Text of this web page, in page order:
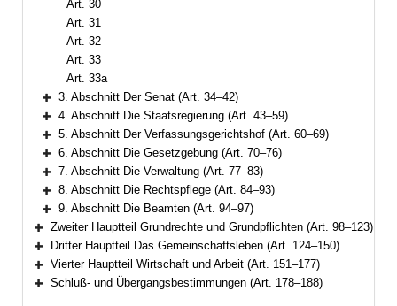
Art. 30
Art. 31
Art. 32
Art. 33
Art. 33a
Bereich erweitern
3. Abschnitt Der Senat (Art. 34–42)
Bereich erweitern
4. Abschnitt Die Staatsregierung (Art. 43–59)
Bereich erweitern
5. Abschnitt Der Verfassungsgerichtshof (Art. 60–69)
Bereich erweitern
6. Abschnitt Die Gesetzgebung (Art. 70–76)
Bereich erweitern
7. Abschnitt Die Verwaltung (Art. 77–83)
Bereich erweitern
8. Abschnitt Die Rechtspflege (Art. 84–93)
Bereich erweitern
9. Abschnitt Die Beamten (Art. 94–97)
Bereich erweitern
Zweiter Hauptteil Grundrechte und Grundpflichten (Art. 98–123)
Bereich erweitern
Dritter Hauptteil Das Gemeinschaftsleben (Art. 124–150)
Bereich erweitern
Vierter Hauptteil Wirtschaft und Arbeit (Art. 151–177)
Schluß- und Übergangsbestimmungen (Art. 178–188)